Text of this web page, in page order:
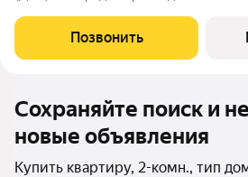
Позвонить
Сохраняйте поиск и
новые объявления
Купить квартиру, 2-комн., тип